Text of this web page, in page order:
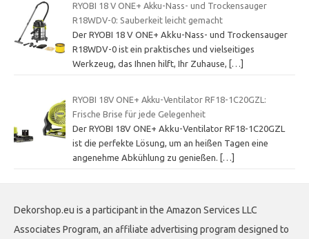
RYOBI 18 V ONE+ Akku-Nass- und Trockensauger
R18WDV-0: Sauberkeit leicht gemacht
Der RYOBI 18 V ONE+ Akku-Nass- und Trockensauger
R18WDV-0 ist ein praktisches und vielseitiges
Werkzeug, das Ihnen hilft, Ihr Zuhause,
[…]
RYOBI 18V ONE+ Akku-Ventilator RF18-1C20GZL:
Frische Brise für jede Gelegenheit
Der RYOBI 18V ONE+ Akku-Ventilator RF18-1C20GZL
ist die perfekte Lösung, um an heißen Tagen eine
angenehme Abkühlung zu genießen.
[…]
Dekorshop.eu is a participant in the Amazon Services LLC
Associates Program, an affiliate advertising program designed to